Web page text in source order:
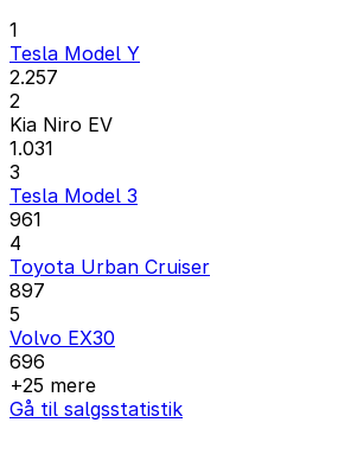
1
Tesla Model Y
2.257
2
Kia Niro EV
1.031
3
Tesla Model 3
961
4
Toyota Urban Cruiser
897
5
Volvo EX30
696
+25 mere
Gå til salgsstatistik